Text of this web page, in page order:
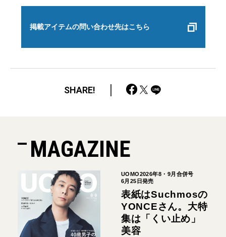
掲載アイテムの問い合わせ先はこちら
SHARE!
MAGAZINE
UOMO2026年8・9月合併号
6月25日発売
表紙はSuchmosの
YONCEさん。大特
集は「くい止め」
美容